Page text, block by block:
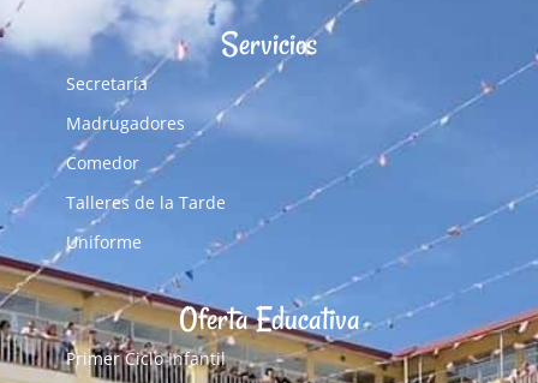
Servicios
Secretaría
Madrugadores
Comedor
Talleres de la Tarde
Uniforme
Oferta Educativa
Primer Ciclo Infantil